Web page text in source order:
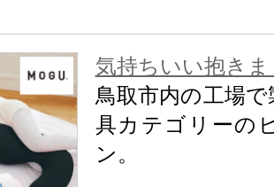
気持ちいい抱き
鳥取市内の工場
具カテゴリーの
ン。